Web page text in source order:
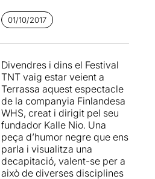
contemporànies.
Cutting Edgees fixa en
decapitacióper reflexionar
sobre la identitat i sobre per
què la mutilació de cossos
ha estat sempre el número
estrella dels espectacles de
màgia.
Un espectacle que ens ha
decebut molt,potser
perquè ens havíem creat
01/10/2017
Divendres i dins el Festival
TNT vaig estar veient a
Terrassa aquest espectacle
de la companyia Finlandesa
WHS, creat i dirigit pel seu
fundador Kalle Nio. Una
peça d’humor negre que ens
parla i visualitza una
decapitació, valent-se per a
això de diverses disciplines